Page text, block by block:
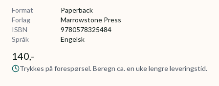
Format
Paperback
Forlag
Marrowstone Press
ISBN
9780578325484
Språk
Engelsk
140,-
Trykkes på forespørsel. Beregn ca. en uke lengre leveringstid.